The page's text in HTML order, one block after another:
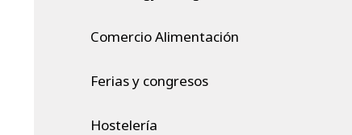
Comercio Alimentación
Ferias y congresos
Hostelería